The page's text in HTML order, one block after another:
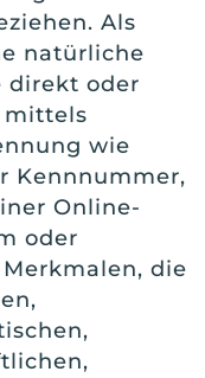
Als
natürliche
direkt oder
mittels
wie
Kennnummer,
Online-
oder
die